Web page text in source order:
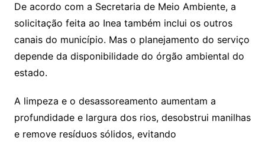
De acordo com a Secretaria de Meio Ambiente, a
solicitação feita ao Inea também inclui os outros
canais do município. Mas o planejamento do serviço
depende da disponibilidade do órgão ambiental do
estado.
A limpeza e o desassoreamento aumentam a
profundidade e largura dos rios, desobstrui manilhas
e remove resíduos sólidos, evitando